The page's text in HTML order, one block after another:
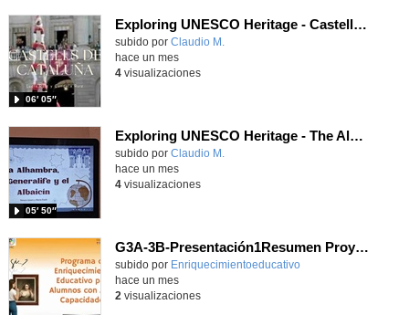
Exploring UNESCO Heritage - Castells de Cataluña
Contenido educativo.
subido por Claudio M.
06′ 05″
hace un mes
4visualizaciones
Exploring UNESCO Heritage - The Alhambra
Contenido educativo.
subido por Claudio M.
05′ 50″
hace un mes
4visualizaciones
G3A-3B-Presentación1Resumen Proyecto anual 25-26
Contenido educativo.
subido por Enriquecimientoeducativo-
hace un mes
2 visualizaciones